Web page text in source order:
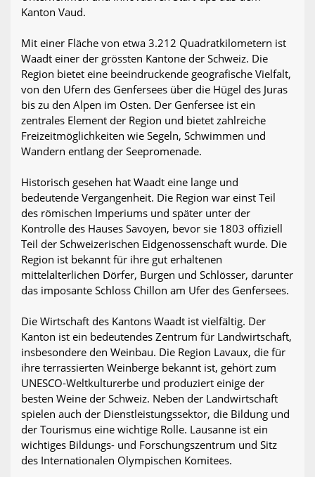
Kanton Vaud.
Mit einer Fläche von etwa 3.212 Quadratkilometern ist
Waadt einer der grössten Kantone der Schweiz. Die
Region bietet eine beeindruckende geografische Vielfalt,
von den Ufern des Genfersees über die Hügel des Juras
bis zu den Alpen im Osten. Der Genfersee ist ein
zentrales Element der Region und bietet zahlreiche
Freizeitmöglichkeiten wie Segeln, Schwimmen und
Wandern entlang der Seepromenade.
Historisch gesehen hat Waadt eine lange und
bedeutende Vergangenheit. Die Region war einst Teil
des römischen Imperiums und später unter der
Kontrolle des Hauses Savoyen, bevor sie 1803 offiziell
Teil der Schweizerischen Eidgenossenschaft wurde. Die
Region ist bekannt für ihre gut erhaltenen
mittelalterlichen Dörfer, Burgen und Schlösser, darunter
das imposante Schloss Chillon am Ufer des Genfersees.
Die Wirtschaft des Kantons Waadt ist vielfältig. Der
Kanton ist ein bedeutendes Zentrum für Landwirtschaft,
insbesondere den Weinbau. Die Region Lavaux, die für
ihre terrassierten Weinberge bekannt ist, gehört zum
UNESCO-Weltkulturerbe und produziert einige der
besten Weine der Schweiz. Neben der Landwirtschaft
spielen auch der Dienstleistungssektor, die Bildung und
der Tourismus eine wichtige Rolle. Lausanne ist ein
wichtiges Bildungs- und Forschungszentrum und Sitz
des Internationalen Olympischen Komitees.